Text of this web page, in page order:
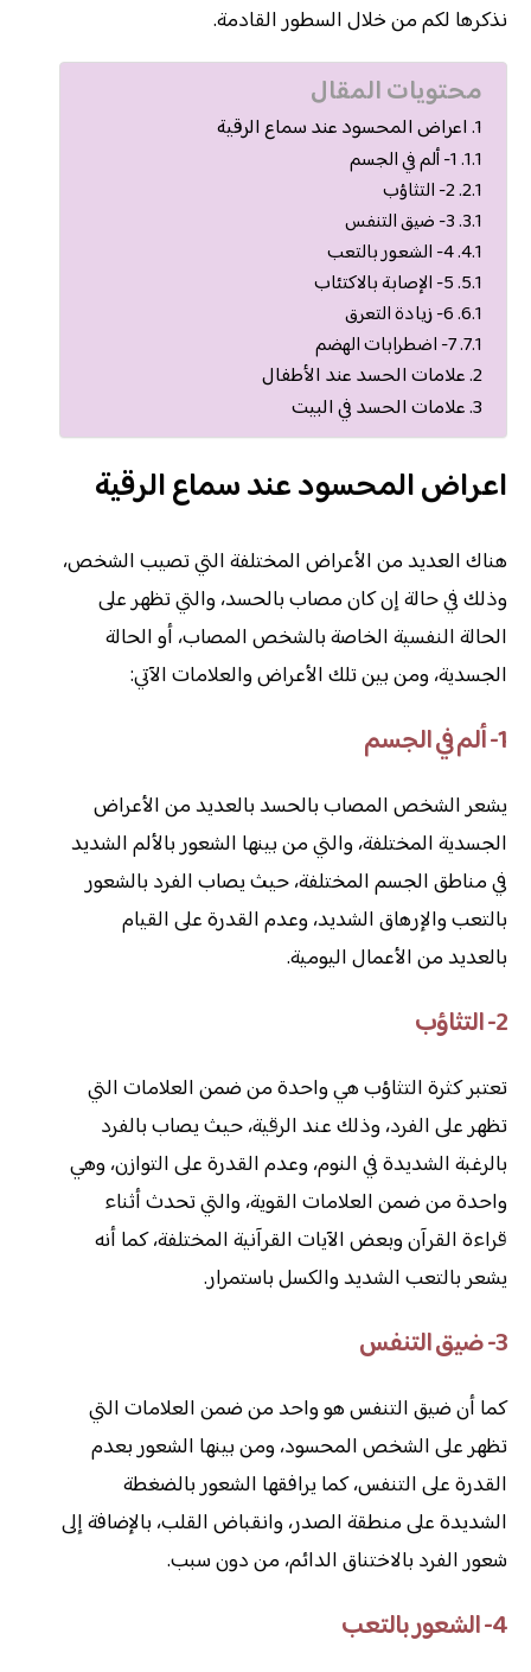
نذكرها لكم من خلال السطور القادمة.
محتويات المقال
اعراض المحسود عند سماع الرقية
1- ألم في الجسم
2- التثاؤب
3- ضيق التنفس
4- الشعور بالتعب
5- الإصابة بالاكتئاب
6- زيادة التعرق
7- اضطرابات الهضم
علامات الحسد عند الأطفال
علامات الحسد في البيت
اعراض المحسود عند سماع الرقية
هناك العديد من الأعراض المختلفة التي تصيب الشخص،
وذلك في حالة إن كان مصاب بالحسد، والتي تظهر على
الحالة النفسية الخاصة بالشخص المصاب، أو الحالة
الجسدية، ومن بين تلك الأعراض والعلامات الآتي:
1- ألم في الجسم
يشعر الشخص المصاب بالحسد بالعديد من الأعراض
الجسدية المختلفة، والتي من بينها الشعور بالألم الشديد
في مناطق الجسم المختلفة، حيث يصاب الفرد بالشعور
بالتعب والإرهاق الشديد، وعدم القدرة على القيام
بالعديد من الأعمال اليومية.
2- التثاؤب
تعتبر كثرة التثاؤب هي واحدة من ضمن العلامات التي
تظهر على الفرد، وذلك عند الرقية، حيث يصاب بالفرد
بالرغبة الشديدة في النوم، وعدم القدرة على التوازن، وهي
واحدة من ضمن العلامات القوية، والتي تحدث أثناء
قراءة القرآن وبعض الآيات القرآنية المختلفة، كما أنه
يشعر بالتعب الشديد والكسل باستمرار.
3- ضيق التنفس
كما أن ضيق التنفس هو واحد من ضمن العلامات التي
تظهر على الشخص المحسود، ومن بينها الشعور بعدم
القدرة على التنفس، كما يرافقها الشعور بالضغطة
الشديدة على منطقة الصدر، وانقباض القلب، بالإضافة إلى
شعور الفرد بالاختناق الدائم، من دون سبب.
4- الشعور بالتعب